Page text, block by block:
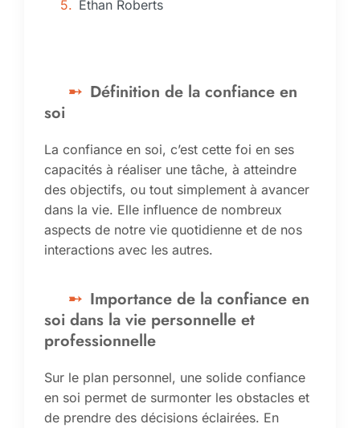
Ethan Roberts
Définition de la confiance en
soi
La confiance en soi, c’est cette foi en ses
capacités à réaliser une tâche, à atteindre
des objectifs, ou tout simplement à avancer
dans la vie. Elle influence de nombreux
aspects de notre vie quotidienne et de nos
interactions avec les autres.
Importance de la confiance en
soi dans la vie personnelle et
professionnelle
Sur le plan personnel, une solide confiance
en soi permet de surmonter les obstacles et
de prendre des décisions éclairées. En